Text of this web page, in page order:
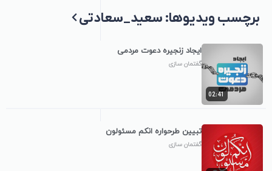
برچسب‌ ویدیوها: سعید_سعادتی
02:41
ایجاد زنجیره دعوت مردمی
گفتمان سازی
تبیین طرحواره انکم مسئولون
گفتمان سازی